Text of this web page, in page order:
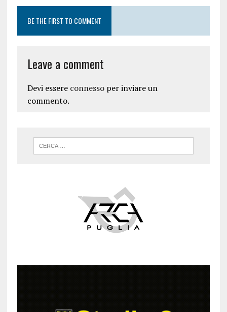
BE THE FIRST TO COMMENT
Leave a comment
Devi essere connessoper inviare un
commento.